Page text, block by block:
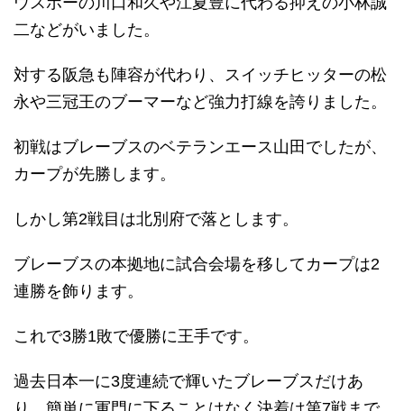
二などがいました。
対する阪急も陣容が代わり、スイッチヒッターの松
永や三冠王のブーマーなど強力打線を誇りました。
初戦はブレーブスのベテランエース山田でしたが、
カープが先勝します。
しかし第2戦目は北別府で落とします。
ブレーブスの本拠地に試合会場を移してカープは2
連勝を飾ります。
これで3勝1敗で優勝に王手です。
過去日本一に3度連続で輝いたブレーブスだけあ